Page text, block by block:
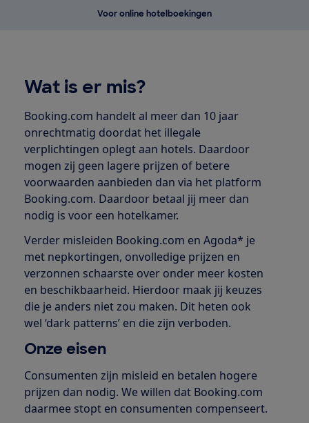
Voor online hotelboekingen
Wat is er mis?
Booking.com handelt al meer dan 10 jaar
onrechtmatig doordat het illegale
verplichtingen oplegt aan hotels. Daardoor
mogen zij geen lagere prijzen of betere
voorwaarden aanbieden dan via het platform
Booking.com. Daardoor betaal jij meer dan
nodig is voor een hotelkamer.
Verder misleiden Booking.com en Agoda* je
met nepkortingen, onvolledige prijzen en
verzonnen schaarste over onder meer kosten
en beschikbaarheid. Hierdoor maak jij keuzes
die je anders niet zou maken. Dit heten ook
wel ‘dark patterns’ en die zijn verboden.
Onze eisen
Consumenten zijn misleid en betalen hogere
prijzen dan nodig. We willen dat Booking.com
daarmee stopt en consumenten compenseert.